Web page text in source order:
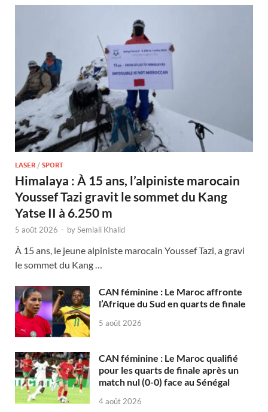
LASER / SPORT
Himalaya : À 15 ans, l’alpiniste marocain
Youssef Tazi gravit le sommet du Kang
Yatse II à 6.250 m
5 août 2026 - bySemlali Khalid
À 15 ans, le jeune alpiniste marocain Youssef Tazi, a gravi
le sommet du Kang …
CAN féminine : Le Maroc affronte
l’Afrique du Sud en quarts de finale
5 août 2026
CAN féminine : Le Maroc qualifié
pour les quarts de finale après un
match nul (0-0) face au Sénégal
4 août 2026